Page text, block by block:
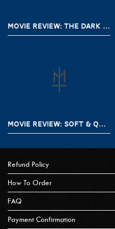
MOVIE REVIEW: THE DARK AND THE WICKED (2020)
MOVIE REVIEW: SOFT & QUIET (2022)
Refund Policy
How To Order
FAQ
Payment Confirmation